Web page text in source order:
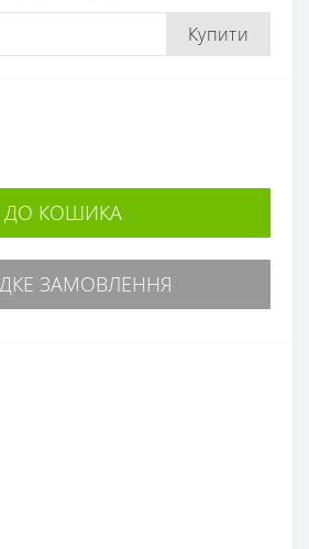
Купити
ДО КОШИКА
ЗАМОВЛЕННЯ